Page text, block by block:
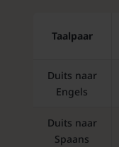
Taalpaar
Duits naar
Engels
Duits naar
Spaans